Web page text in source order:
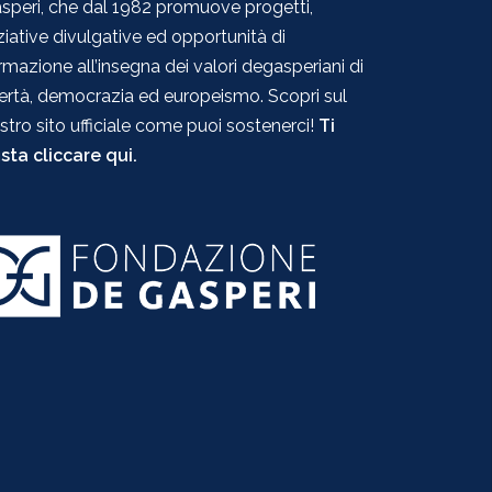
che dal 1982 promuove progetti,
divulgative ed opportunità di
all’insegna dei valori degasperiani di
democrazia ed europeismo. Scopri sul
sito ufficiale come puoi sostenerci! Ti
cliccare qui.